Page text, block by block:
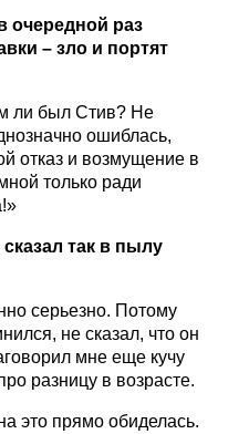
очередной раз
– зло и портят
ли был Стив? Не
ошиблась,
отказ и возмущение в
только ради
так в пылу
серьезно. Потому
не сказал, что он
мне еще кучу
разницу в возрасте.
это прямо обиделась.